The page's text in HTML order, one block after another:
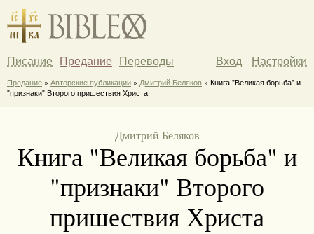
Писание Предание Переводы Вход Настройки
Предание » Авторские публикации » Дмитрий Беляков » Книга "Великая борьба" и
"признаки" Второго пришествия Христа
Дмитрий Беляков
Книга "Великая борьба" и
"признаки" Второго
пришествия Христа